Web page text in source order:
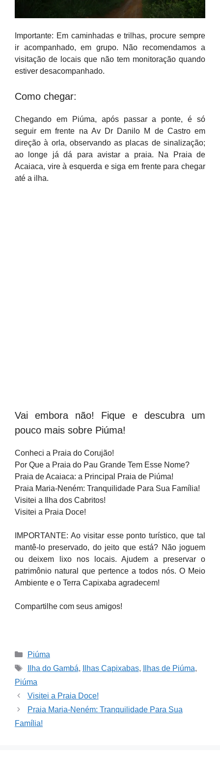
Importante: Em caminhadas e trilhas, procure sempre
ir acompanhado, em grupo. Não recomendamos a
visitação de locais que não tem monitoração quando
estiver desacompanhado.
Como chegar:
Chegando em Piúma, após passar a ponte, é só
seguir em frente na Av Dr Danilo M de Castro em
direção à orla, observando as placas de sinalização;
ao longe já dá para avistar a praia. Na Praia de
Acaiaca, vire à esquerda e siga em frente para chegar
até a ilha.
Vai embora não! Fique e descubra um
pouco mais sobre Piúma!
Conheci a Praia do Corujão!
Por Que a Praia do Pau Grande Tem Esse Nome?
Praia de Acaiaca: a Principal Praia de Piúma!
Praia Maria-Neném: Tranquilidade Para Sua Família!
Visitei a Ilha dos Cabritos!
Visitei a Praia Doce!
IMPORTANTE: Ao visitar esse ponto turístico, que tal
mantê-lo preservado, do jeito que está? Não joguem
ou deixem lixo nos locais. Ajudem a preservar o
patrimônio natural que pertence a todos nós. O Meio
Ambiente e o Terra Capixaba agradecem!
Compartilhe com seus amigos!
Categories
Piúma
Tags
Ilha do Gambá, Ilhas Capixabas, Ilhas de Piúma,
Piúma
Visitei a Praia Doce!
Praia Maria-Neném: Tranquilidade Para Sua
Família!